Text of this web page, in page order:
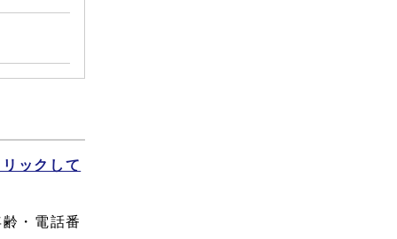
ックして
・電話番